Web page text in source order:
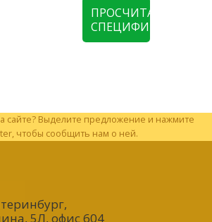
ПРОСЧИТАТЬ
СПЕЦИФИКАЦИЮ
сайте? Выделите предложение и нажмите
чтобы сообщить нам о ней.
,
5Л, офис 604